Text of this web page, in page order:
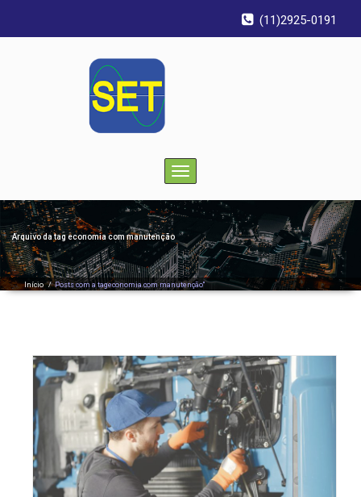
(11)2925-0191
Toggle
navigation
Arquivo da tageconomia com manutenção
Início /Posts com a tageconomia com manutenção"